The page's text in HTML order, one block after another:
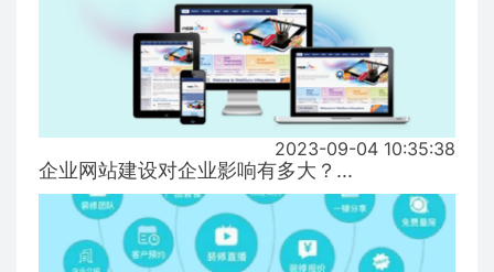
2023-09-04 10:35:38
企业网站建设对企业影响有多大？...